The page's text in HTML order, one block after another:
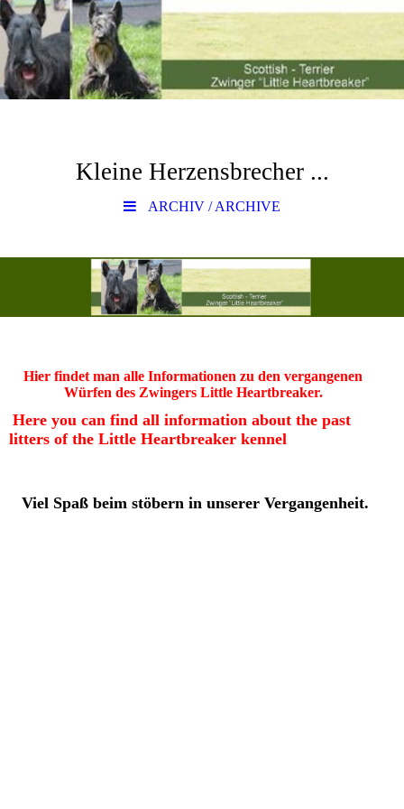
Kleine Herzensbrecher ...
ARCHIV / ARCHIVE
Hier findet man alle Informationen zu den vergangenen
Würfen des Zwingers Little Heartbreaker.
Here you can find all information about the past
litters of the Little Heartbreaker kennel
Viel Spaß beim stöbern in unserer Vergangenheit.